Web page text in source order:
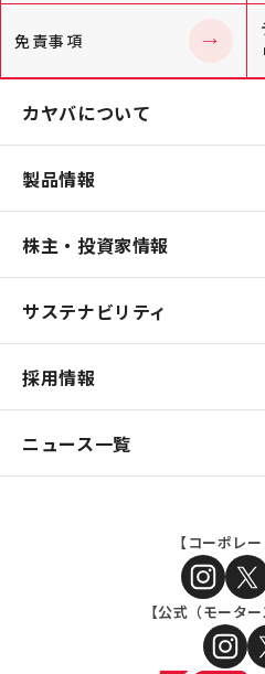
免責事項
カヤバについて
製品情報
株主・投資家情報
サステナビリティ
採用情報
ニュース一覧
【コーポレー
【公式（モータ